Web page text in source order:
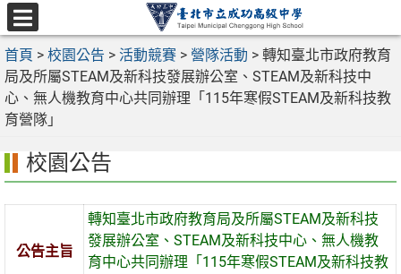
跳
至
主
要
內
容
選
單
首頁 > 校園公告 > 活動競賽 > 營隊活動 > 轉知臺北市政府教育
局及所屬STEAM及新科技發展辦公室、STEAM及新科技中
心、無人機教育中心共同辦理「115年寒假STEAM及新科技教
育營隊」
校園公告
公告主旨
轉知臺北市政府教育局及所屬STEAM及新科技
發展辦公室、STEAM及新科技中心、無人機教
育中心共同辦理「115年寒假STEAM及新科技教